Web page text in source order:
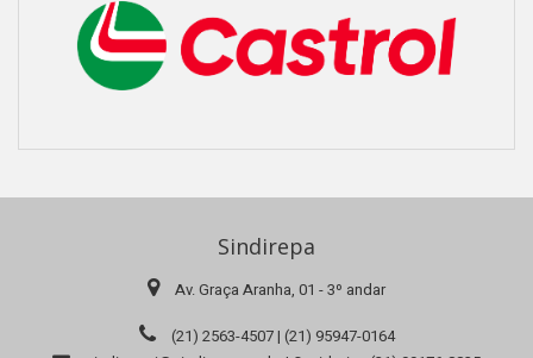
Sindirepa
Av. Graça Aranha, 01 - 3º andar
(21) 2563-4507 | (21) 95947-0164